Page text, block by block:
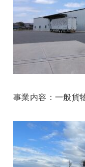
事業内容：一般貨